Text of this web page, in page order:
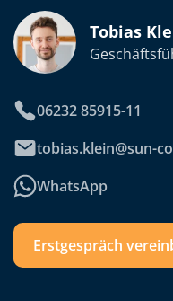
Tobias
06232 85915-11
tobias.klein@sun-
WhatsApp
Erstgespräch